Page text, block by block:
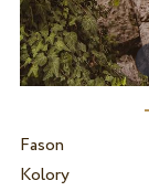
Fason
Kolory